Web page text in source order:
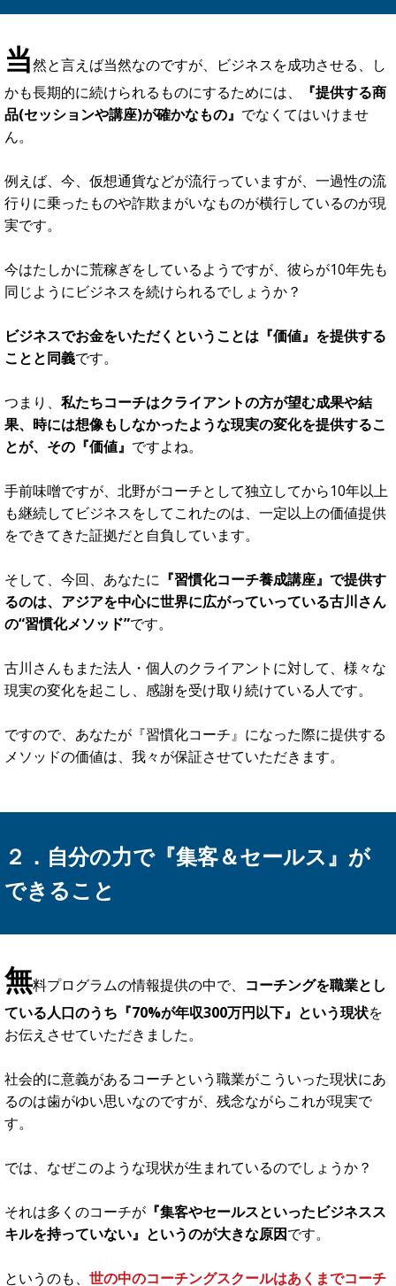
…以上の3つが『習慣化コーチ』という職業の大きなメリット
ですが、もちろんこの3つのメリットを最大限受け取りなが
ら、ビジネスとして成り立たせるためには、条件がありま
す。
プロコーチとして稼ぐ
必要な“3つの要素”
１．提供するメソッドが確かなもので
あること
当
かも長期的に続けられるものにするためには、『提供する商
品(セッションや講座)が確かなもの』でなくてはいけませ
例えば、今、仮想通貨などが流行っていますが、一過性の流
今はたしかに荒稼ぎをしているようですが、彼らが10年先も
同じようにビジネスを続けられるでしょうか？
ことと同義です。
つまり、私たちコーチはクライアントの方が望む成果や結
果、時には想像もしなかったような現実の変化を提供するこ
とが、その『価値』 ですよね。
手前味噌ですが、北野がコーチとして独立してから10年以上
も継続してビジネスをしてこれたのは、一定以上の価値提供
をできてきた証拠だと自負しています。
『習慣化コーチ養成講座』で提供す
るのは、アジアを中心に世界に広がっていっている古川さん
です。
古川さんもまた法人・個人のクライアントに対して、様々な
現実の変化を起こし、感謝を受け取り続けている人です。